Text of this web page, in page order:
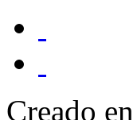
Creado